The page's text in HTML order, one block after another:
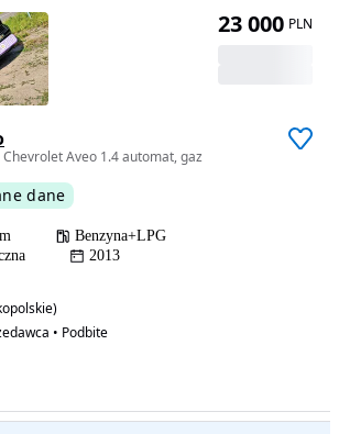
Chevrolet Aveo 1.4 automat, gaz
dane
Benzyna+LPG
2013
• Podbite
23 000 PLN